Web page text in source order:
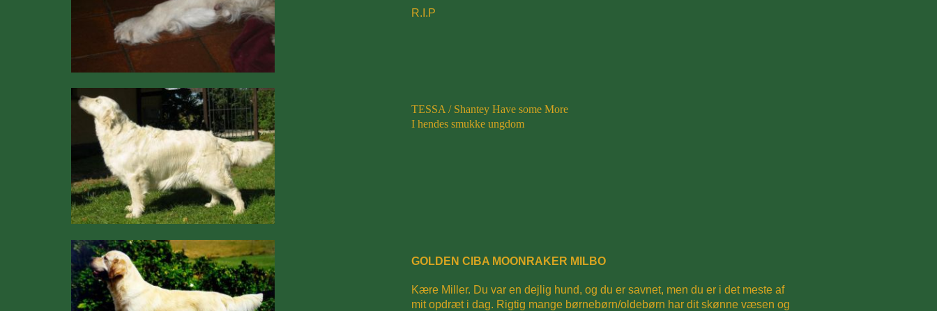
R.I.P
TESSA / Shantey Have some More
I hendes smukke ungdom
GOLDEN CIBA MOONRAKER MILBO
Kære Miller. Du var en dejlig hund, og du er savnet, men du er i det meste af
mit opdræt i dag. Rigtig mange børnebørn/oldebørn har dit skønne væsen og